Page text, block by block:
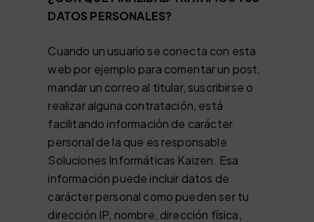
DATOS PERSONALES?
Cuando un usuario se conecta con esta
web por ejemplo para comentar un post,
mandar un correo al titular, suscribirse o
realizar alguna contratación, está
facilitando información de carácter
personal de la que es responsable
Soluciones Informáticas Kaizen. Esa
información puede incluir datos de
carácter personal como pueden ser tu
dirección IP, nombre, dirección física,